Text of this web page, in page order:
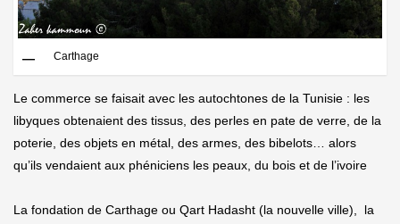
Carthage
Le commerce se faisait avec les autochtones de la Tunisie : les
libyques obtenaient des tissus, des perles en pate de verre, de la
poterie, des objets en métal, des armes, des bibelots… alors
qu’ils vendaient aux phéniciens les peaux, du bois et de l’ivoire
La fondation de Carthage ou Qart Hadasht (la nouvelle ville), la